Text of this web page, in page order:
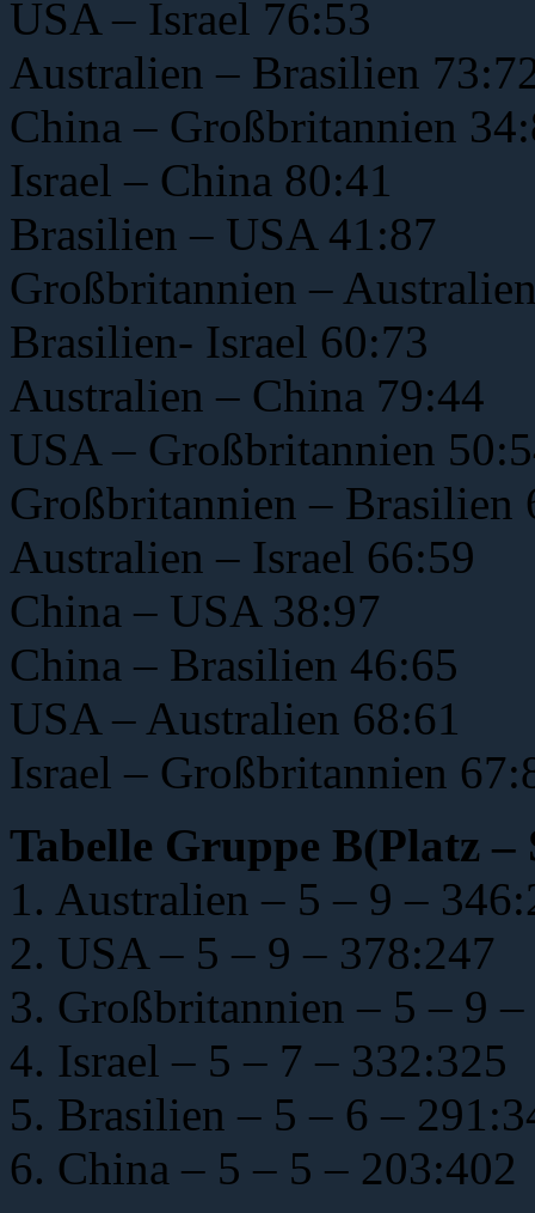
USA – Israel 76:53
Australien – Brasilien
China – Großbritannien
Israel – China 80:41
Brasilien – USA 41:87
Großbritannien –
Brasilien- Israel 60:73
Australien – China 79:44
USA – Großbritannien
Großbritannien – Brasilien
Australien – Israel 66:59
China – USA 38:97
China – Brasilien 46:65
USA – Australien 68:61
Israel – Großbritannien
Tabelle Gruppe B(Platz
1. Australien – 5 – 9 –
2. USA – 5 – 9 – 378:247
3. Großbritannien – 5 – 9
4. Israel – 5 – 7 – 332:325
5. Brasilien – 5 – 6 –
6. China – 5 – 5 – 203:402